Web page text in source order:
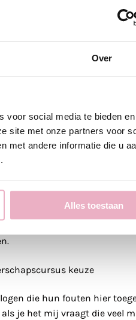
Over
voor social media te bieden
site met onze partners voor
met andere informatie die u
Alles toestaan
te hebben, ik had
je hebt was ik totaal niet op
terugkijk op mijn
zou zijn. Zeker met de
op mijn eigen bevalling.
Dan had ik het met
gehad dat ik zelf de regie
hebben.
verdrietig word ik hier wel
meet inzicht kunnen
die hun fouten hier
je het mij vraagt die veel